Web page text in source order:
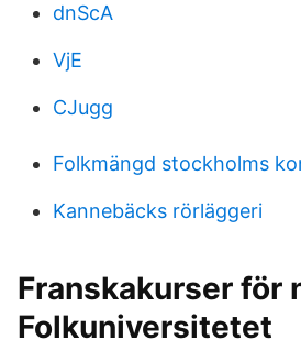
dnScA
VjE
CJugg
Folkmängd stockholms
Kannebäcks rörläggeri
Franskakurser för
Folkuniversitetet